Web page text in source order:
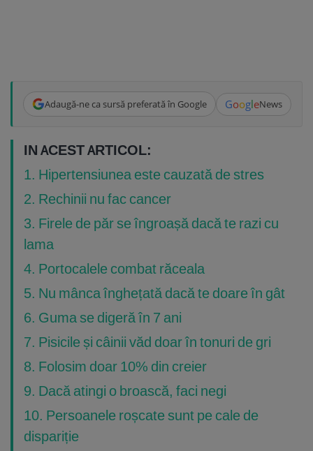
Adaugă-ne ca sursă preferată în Google GoogleNews
IN ACEST ARTICOL:
1. Hipertensiunea este cauzată de stres
2. Rechinii nu fac cancer
3. Firele de păr se îngroașă dacă te razi cu
lama
4. Portocalele combat răceala
5. Nu mânca înghețată dacă te doare în gât
6. Guma se digeră în 7 ani
7. Pisicile și câinii văd doar în tonuri de gri
8. Folosim doar 10% din creier
9. Dacă atingi o broască, faci negi
10. Persoanele roșcate sunt pe cale de
dispariție